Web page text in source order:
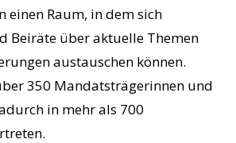
einen Raum, in dem sich
Beiräte über aktuelle Themen
austauschen können.
350 Mandatsträgerinnen und
in mehr als 700